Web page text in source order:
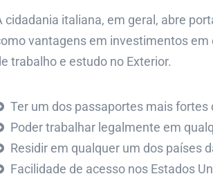
cidadania italiana, em geral, abre
vantagens em investimentos
trabalho e estudo no Exterior.
Ter um dos passaportes mais fortes
Poder trabalhar legalmente em
Residir em qualquer um dos países
Facilidade de acesso nos Estados